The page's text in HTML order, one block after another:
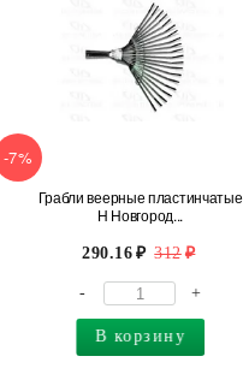
-7%
Грабли веерные пластинчатые
Н Новгород...
290.16 312
- +
В корзину